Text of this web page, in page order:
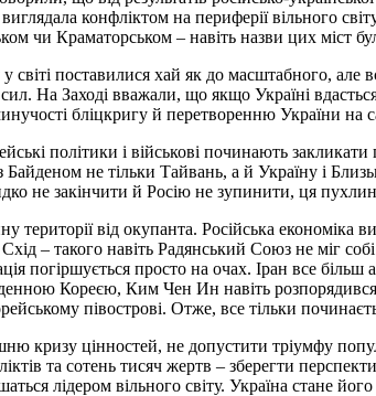
конфліктом на периферії вільного
чи Краматорськом – навіть назви цих міст
світі поставилися хай як до масштабного,
На Заході вважали, що якщо Україні
бліцкригу й перетворенню України на
політики і військові починають
Байденом не тільки Тайвань, а й Україну і
не закінчити й Росію не зупинити, ця
території від окупанта. Російська
– такого навіть Радянський Союз не міг
погіршується просто на очах. Іран все
Кореєю, Ким Чен Ин навіть
півострові. Отже, все тільки
цінностей, не допустити тріумфу
та сотень тисяч жертв – зберегти
лідером вільного світу. Україна стане